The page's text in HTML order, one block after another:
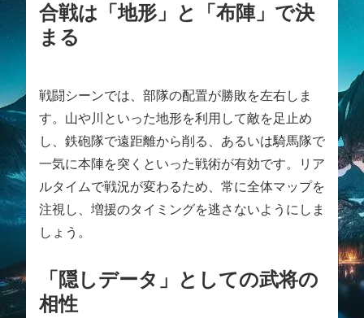
合戦は「地形」と「布陣」で決
まる
戦闘シーンでは、部隊の配置が勝敗を左右しま
す。山や川といった地形を利用して敵を足止め
し、鉄砲隊で遠距離から削る、あるいは騎馬隊で
一気に本陣を突くといった戦術が有効です。リア
ルタイムで戦況が変わるため、常に全体マップを
注視し、増援のタイミングを逃さないようにしま
しょう。
「隠しデータ」としての武将の
相性